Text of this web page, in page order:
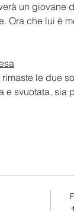
un
Ora che lui è
le due
e svuotata, sia